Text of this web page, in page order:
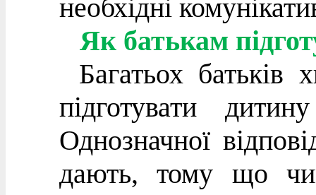
необхідні
Як батькам
Багатьох
підготувати
Однозначної
дають, тому що